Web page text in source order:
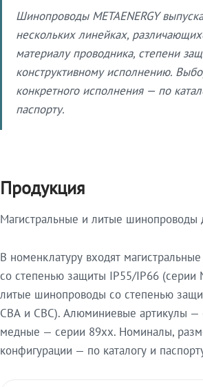
Шинопроводы METAENERGY
нескольких линейках,
материалу проводника, степени
конструктивному исполнению.
конкретного исполнения — по
паспорту.
Продукция
Магистральные и литые шинопроводы
В номенклатуру входят
со степенью защиты IP55/IP66
литые шинопроводы со степенью
СВА и СВС). Алюминиевые артикулы —
медные — серии 89xx. Номиналы,
конфигурации — по каталогу и